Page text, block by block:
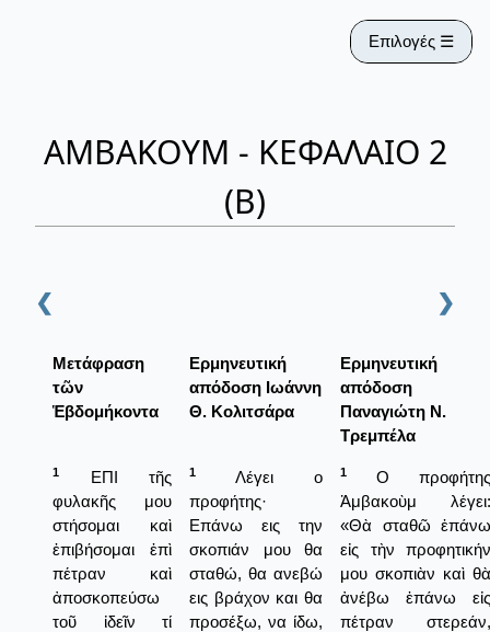
Επιλογές ☰
ΑΜΒΑΚΟΥΜ - ΚΕΦΑΛΑΙΟ 2
(Β)
❮ ❯
Μετάφραση
τῶν
Ἑβδομήκοντα
Ερμηνευτική
απόδοση Ιωάννη
Θ. Κολιτσάρα
Ερμηνευτική
απόδοση
Παναγιώτη Ν.
Τρεμπέλα
1
ΕΠΙ τῆς
φυλακῆς μου
στήσομαι καὶ
ἐπιβήσομαι ἐπὶ
πέτραν καὶ
ἀποσκοπεύσω
τοῦ ἰδεῖν τί
1
Λέγει ο
προφήτης·
Επάνω εις την
σκοπιάν μου θα
σταθώ, θα ανεβώ
εις βράχον και θα
προσέξω, να ίδω,
1
Ο προφήτης
Ἀμβακοὺμ λέγει:
«Θὰ σταθῶ ἐπάνω
εἰς τὴν προφητικήν
μου σκοπιὰν καὶ θὰ
ἀνέβω ἐπάνω εἰς
πέτραν στερεάν,